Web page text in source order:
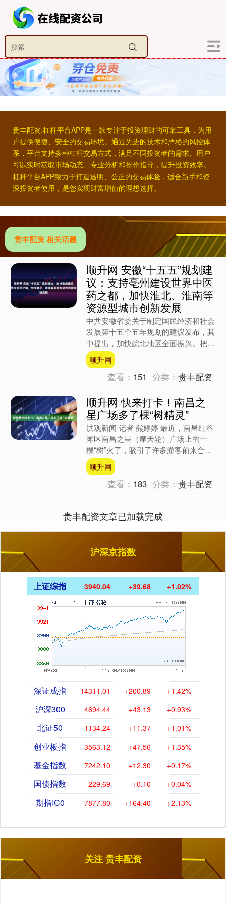
贵丰配资:杠杆平台APP是一款专注于投资理财的可靠工具，为用
户提供便捷、安全的交易环境。通过先进的技术和严格的风控体
系，平台支持多种杠杆交易方式，满足不同投资者的需求。用户
可以实时获取市场动态、专业分析和操作指导，提升投资效率。
杠杆平台APP致力于打造透明、公正的交易体验，适合新手和资
深投资者使用，是您实现财富增值的理想选择。
贵丰配资 相关话题
顺升网 安徽“十五五”规划建
议：支持亳州建设世界中医
药之都，加快淮北、淮南等
资源型城市创新发展
中共安徽省委关于制定国民经济和社会
发展第十五个五年规划的建议发布，其
中提出，加快皖北地区全面振兴。把皖
北地区现代化摆在全省现代化的重中之
重位置，坚持政策支持与激....
顺升网
查看： 151 分类：贵丰配资
顺升网 快来打卡！南昌之
星广场多了棵“树精灵”
洪观新闻 记者 熊婷婷 最近，南昌红谷
滩区南昌之星（摩天轮）广场上的一
棵“树”火了，吸引了许多游客前来合
影。 在广场东北侧，一棵茂密的大树
上“长”出一对大眼睛，....
顺升网
查看： 183 分类：贵丰配资
贵丰配资文章已加载完成
沪深京指数
上证综指 3940.04 +39.68 +1.02%
深证成指 14311.01 +200.89 +1.42%
沪深300 4694.44 +43.13 +0.93%
北证50 1134.24 +11.37 +1.01%
创业板指 3563.12 +47.56 +1.35%
基金指数 7242.10 +12.30 +0.17%
国债指数 229.69 +0.10 +0.04%
期指IC0 7877.80 +164.40 +2.13%
关注 贵丰配资